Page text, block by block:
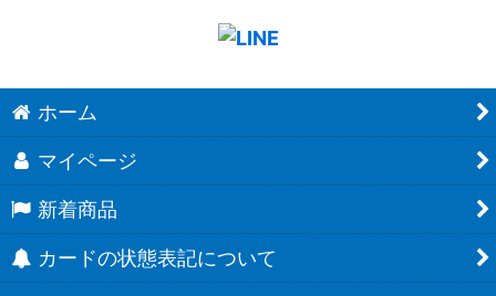
ホーム
マイページ
新着商品
カードの状態表記について